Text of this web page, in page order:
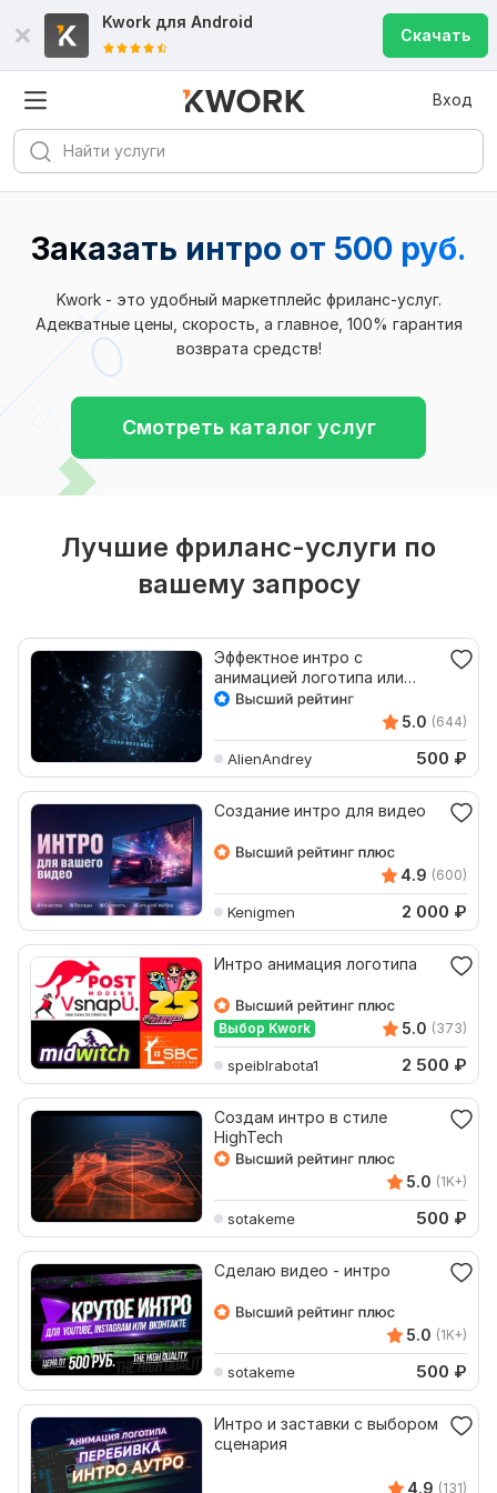
Kwork для Android
Скачать
Вход
Заказать интро от 500 руб.
Kwork - это удобный маркетплейс фриланс-услуг.
Адекватные цены, скорость, а главное, 100% гарантия
возврата средств!
Смотреть каталог услуг
Лучшие фриланс-услуги по
вашему запросу
Эффектное интро с
анимацией логотипа или
текста
5.0 (644)
AlienAndrey 500 ₽
Создание интро для видео
4.9 (600)
Kenigmen 2 000 ₽
Интро анимация логотипа
Выбор Kwork 5.0 (373)
speiblrabota1 2 500 ₽
Создам интро в стиле
HighTech
5.0 (1K+)
sotakeme 500 ₽
Сделаю видео - интро
5.0 (1K+)
sotakeme 500 ₽
Интро и заставки с выбором
сценария
4.9 (131)